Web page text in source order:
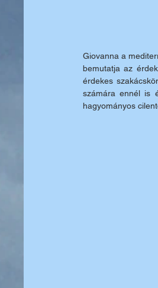
Giovanna a
bemutatja az
érdekes
számára ennél is
hagyományos